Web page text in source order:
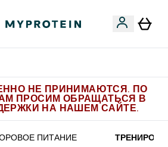
НЕ ПРИНИМАЮТСЯ. ПО
ПРОСИМ ОБРАЩАТЬСЯ В
НА НАШЕМ САЙТЕ.
ПИТАНИЕ